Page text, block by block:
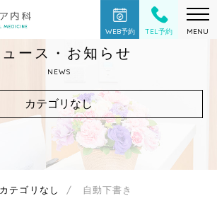
WEB予約 TEL予約 MENU
ース・お知らせ
NEWS
カテゴリなし
カテゴリなし 自動下書き